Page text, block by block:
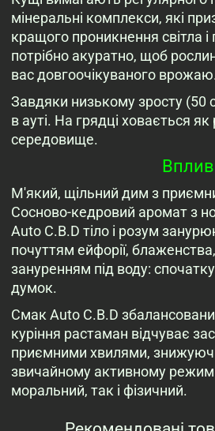
мінеральні комплекси, які
кращого проникнення світла
потрібно акуратно, щоб
вас довгоочікуваного
Завдяки низькому зросту (50
в ауті. На грядці ховається
середовище.
Вплив
М'який, щільний дим з
Сосново-кедровий аромат з
Auto C.B.D тіло і розум
почуттям ейфорії,
зануренням під воду:
думок.
Смак Auto C.B.D
куріння растаман відчуває
приємними хвилями,
звичайному активному
моральний, так і фізичний.